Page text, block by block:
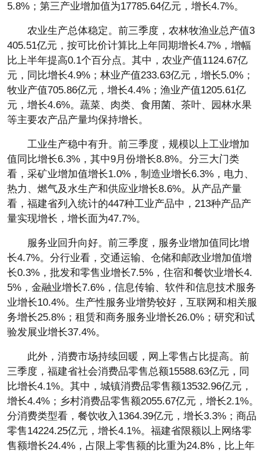
5.8%；第三产业增加值为17785.64亿元，增长4.7%。
农业生产总体稳定。前三季度，农林牧渔业总产值3
405.51亿元，按可比价计算比上年同期增长4.7%，增幅
比上半年提高0.1个百分点。其中，农业产值1124.67亿
元，同比增长4.9%；林业产值233.63亿元，增长5.0%；
牧业产值705.86亿元，增长4.4%；渔业产值1205.61亿
元，增长4.6%。蔬菜、肉类、食用菌、茶叶、园林水果
等主要农产品产量均保持增长。
工业生产稳中有升。前三季度，规模以上工业增加
值同比增长6.3%，其中9月份增长8.8%。分三大门类
看，采矿业增加值增长1.0%，制造业增长6.3%，电力、
热力、燃气及水生产和供应业增长8.6%。从产品产量
看，福建省列入统计的447种工业产品中，213种产品产
量实现增长，增长面为47.7%。
服务业回升向好。前三季度，服务业增加值同比增
长4.7%。分行业看，交通运输、仓储和邮政业增加值增
长0.3%，批发和零售业增长7.5%，住宿和餐饮业增长4.
5%，金融业增长7.6%，信息传输、软件和信息技术服务
业增长10.4%。生产性服务业增势较好，互联网和相关服
务增长25.8%；租赁和商务服务业增长26.0%；研究和试
验发展业增长37.4%。
此外，消费市场持续回暖，网上零售占比提高。前
三季度，福建省社会消费品零售总额15588.63亿元，同
比增长4.1%。其中，城镇消费品零售额13532.96亿元，
增长4.4%；乡村消费品零售额2055.67亿元，增长2.1%。
分消费类型看，餐饮收入1364.39亿元，增长3.3%；商品
零售14224.25亿元，增长4.1%。福建省限额以上网络零
售额增长24.4%，占限上零售额的比重为24.8%，比上年